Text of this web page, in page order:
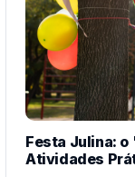
Festa Julina:
Atividades